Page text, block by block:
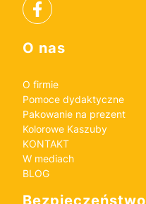
Linki w stopce
O nas
O firmie
Pomoce dydaktyczne
Pakowanie na prezent
Kolorowe Kaszuby
KONTAKT
W mediach
BLOG
Bezpieczeństwo